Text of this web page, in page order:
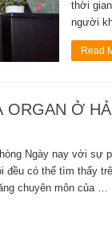
thời
người
Read
ORGAN Ở
Ngày nay với sự
đều có thể tìm thấy
chuyên môn của …